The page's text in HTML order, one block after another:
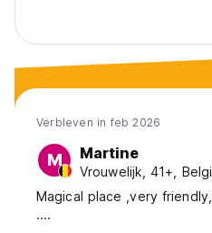
Verbleven in feb 2026
M Martine
Vrouwelijk, 41+,
Magical place ,very
....